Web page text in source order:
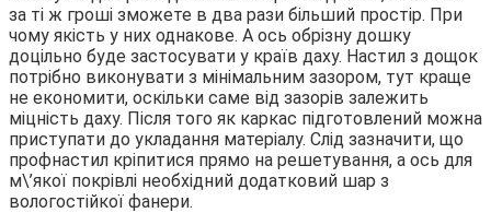
за ті ж гроші зможете в два рази більший простір. При
чому якість у них однакове. А ось обрізну дошку
доцільно буде застосувати у країв даху. Настил з дощок
потрібно виконувати з мінімальним зазором, тут краще
не економити, оскільки саме від зазорів залежить
міцність даху. Після того як каркас підготовлений можна
приступати до укладання матеріалу. Слід зазначити, що
профнастил кріпитися прямо на решетування, а ось для
м\’якої покрівлі необхідний додатковий шар з
вологостійкої фанери.